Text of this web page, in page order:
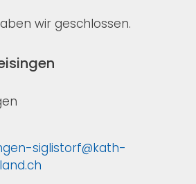
wir geschlossen.
siglistorf@kath-